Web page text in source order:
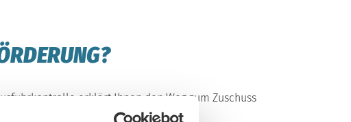
erklärt Ihnen den Weg zum Zuschuss